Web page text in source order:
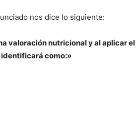
nos dice lo siguiente:
valoración nutricional y al aplicar
identificará como:»